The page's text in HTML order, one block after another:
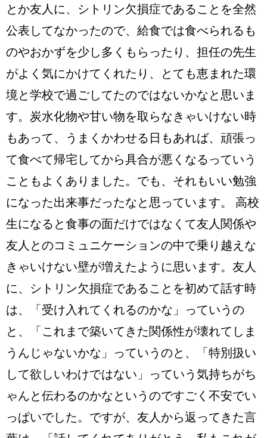
とか友人に、シトリン欠損症であることを全然
公表してなかったので、給食では食べられるも
のやおかずを少し多くもらったり、担任の先生
がよく気にかけてくれたり、とても恵まれた環
境と学校で過ごしてたのではないかなと思いま
す。炭水化物や甘い物を取らなきゃいけない時
もあって、うまくかわせる日もあれば、頑張っ
て食べて帰宅してから具合が悪くなるっていう
こともよくありました。でも、それもいい勉強
になった出来事だったなと思っています。 高校
生になると食事の面だけではなくて友人関係や
友人とのコミュニケーションの中で乗り越えな
きゃいけない壁が増えたように思います。友人
に、シトリン欠損症であることを初めて話す時
は、「受け入れてくれるのかな」っていうの
と、「これまで築いてきた関係性が壊れてしま
うんじゃないかな」っていうのと、「特別扱い
して欲しいわけではない」っていう気持ちがち
ゃんと伝わるのかなというのですごく不安でい
っぱいでした。ですが、友人から返ってきた言